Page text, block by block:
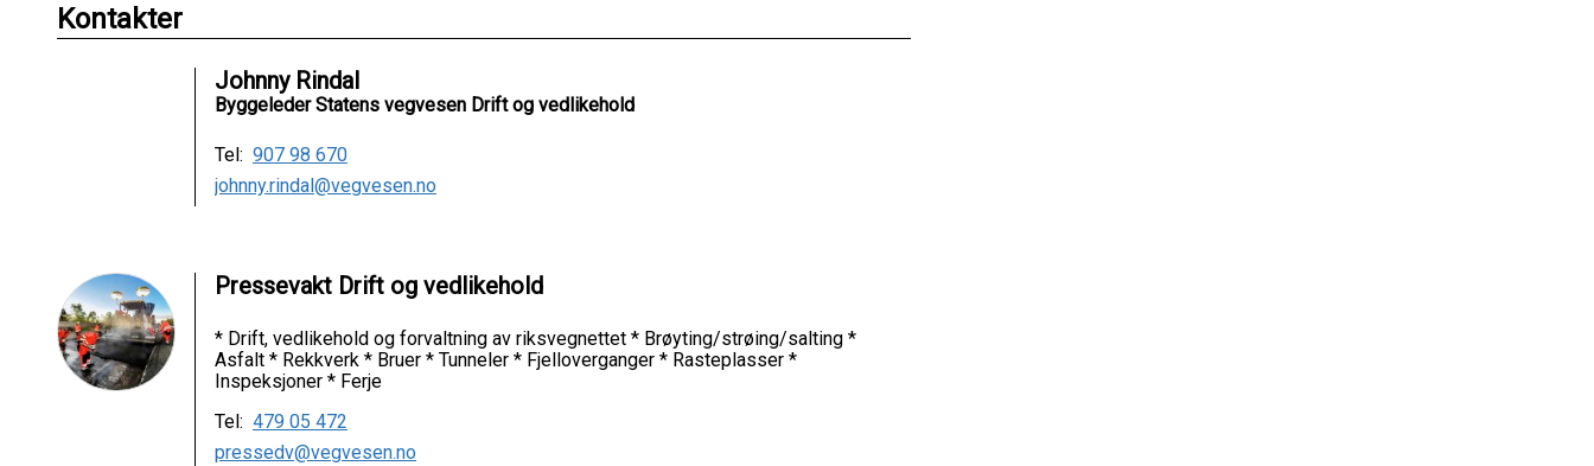
Kontakter
Johnny Rindal
Byggeleder Statens vegvesen Drift og vedlikehold
Tel: 907 98 670
johnny.rindal@vegvesen.no
Pressevakt Drift og vedlikehold
* Drift, vedlikehold og forvaltning av riksvegnettet * Brøyting/strøing/salting *
Asfalt * Rekkverk * Bruer * Tunneler * Fjelloverganger * Rasteplasser *
Inspeksjoner * Ferje
Tel: 479 05 472
pressedv@vegvesen.no